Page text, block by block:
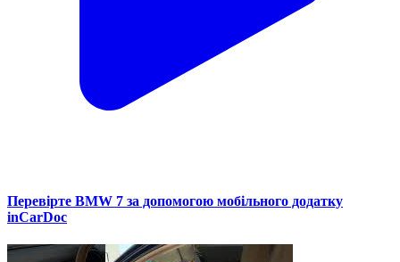
Перевірте BMW 7 за допомогою мобільного додатку
inCarDoc